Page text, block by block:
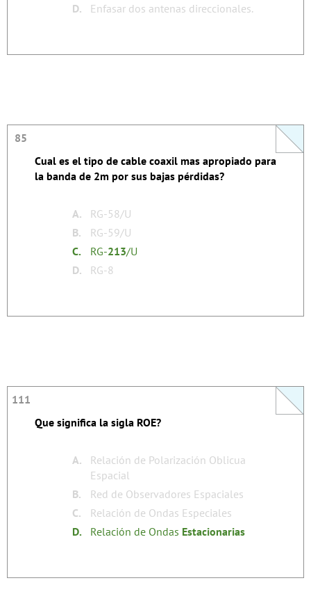
D.
Enfasar dos antenas direccionales.
85
Cual es el tipo de cable coaxil mas apropiado para
la banda de 2m por sus bajas pérdidas?
A.
RG-58/U
B.
RG-59/U
C.
RG-213/U
D.
RG-8
85
La respuesta se autoexplica.
111
Que significa la sigla ROE?
A.
Relación de Polarización Oblicua
Espacial
B.
Red de Observadores Espaciales
C.
Relación de Ondas Especiales
D.
Relación de Ondas Estacionarias
111
La respuesta se autoexplica.